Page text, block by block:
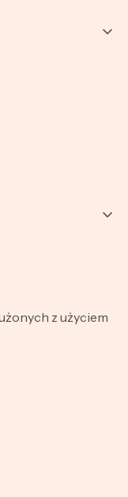
z użyciem